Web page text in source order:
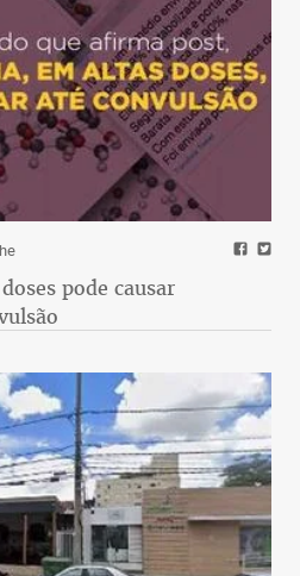
pode causar